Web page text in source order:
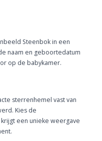
Steenbok in een
naam en geboortedatum
op de babykamer.
sterrenhemel vast van
Kies de
een unieke weergave